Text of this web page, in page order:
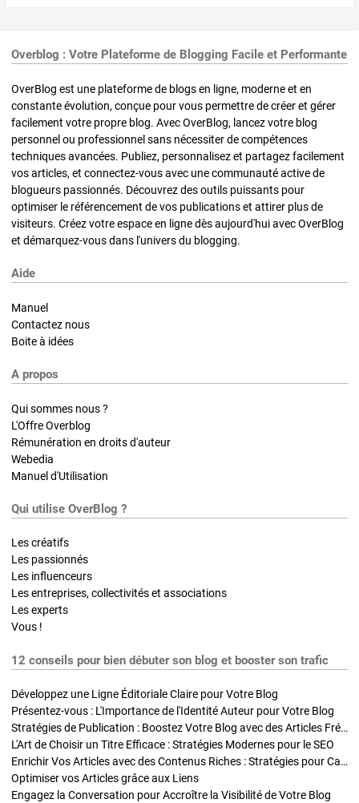
Overblog : Votre Plateforme de Blogging Facile et Performante
OverBlog est une plateforme de blogs en ligne, moderne et en
constante évolution, conçue pour vous permettre de créer et gérer
facilement votre propre blog. Avec OverBlog, lancez votre blog
personnel ou professionnel sans nécessiter de compétences
techniques avancées. Publiez, personnalisez et partagez facilement
vos articles, et connectez-vous avec une communauté active de
blogueurs passionnés. Découvrez des outils puissants pour
optimiser le référencement de vos publications et attirer plus de
visiteurs. Créez votre espace en ligne dès aujourd'hui avec OverBlog
et démarquez-vous dans l'univers du blogging.
Aide
Manuel
Contactez nous
Boite à idées
A propos
Qui sommes nous ?
L'Offre Overblog
Rémunération en droits d'auteur
Webedia
Manuel d'Utilisation
Qui utilise OverBlog ?
Les créatifs
Les passionnés
Les influenceurs
Les entreprises, collectivités et associations
Les experts
Vous !
12 conseils pour bien débuter son blog et booster son trafic
Développez une Ligne Éditoriale Claire pour Votre Blog
Présentez-vous : L'Importance de l'Identité Auteur pour Votre Blog
Stratégies de Publication : Boostez Votre Blog avec des Articles Fréquents et Exclusifs
L'Art de Choisir un Titre Efficace : Stratégies Modernes pour le SEO
Enrichir Vos Articles avec des Contenus Riches : Stratégies pour Captiver et Optimiser
Optimiser vos Articles grâce aux Liens
Engagez la Conversation pour Accroître la Visibilité de Votre Blog